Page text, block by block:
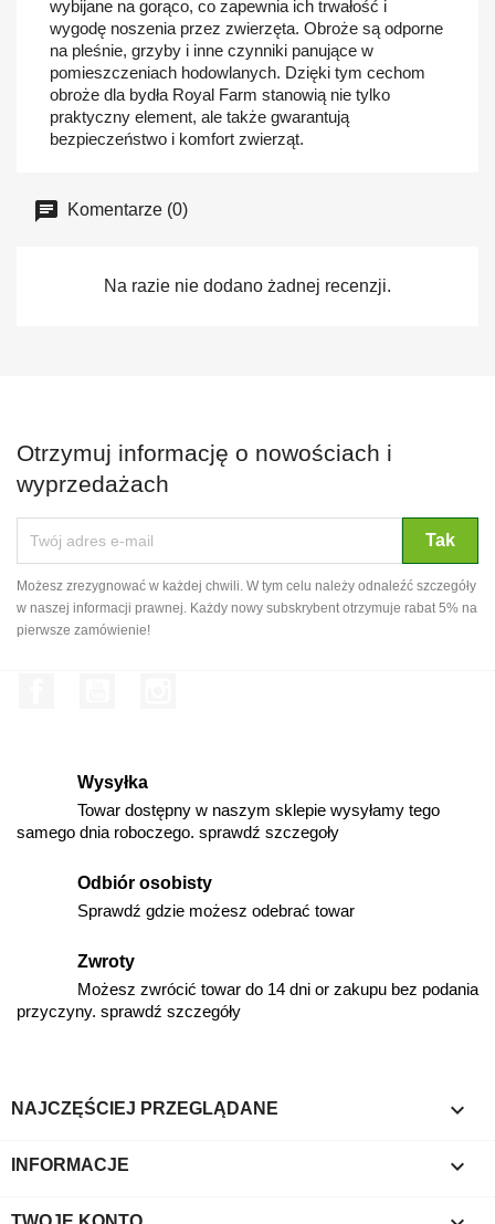
wybijane na gorąco, co zapewnia ich trwałość i
wygodę noszenia przez zwierzęta. Obroże są odporne
na pleśnie, grzyby i inne czynniki panujące w
pomieszczeniach hodowlanych. Dzięki tym cechom
obroże dla bydła Royal Farm stanowią nie tylko
praktyczny element, ale także gwarantują
bezpieczeństwo i komfort zwierząt.
Komentarze (0)
Na razie nie dodano żadnej recenzji.
Otrzymuj informację o nowościach i
wyprzedażach
Możesz zrezygnować w każdej chwili. W tym celu należy odnaleźć szczegóły
w naszej informacji prawnej. Każdy nowy subskrybent otrzymuje rabat 5% na
pierwsze zamówienie!
Wysyłka
Towar dostępny w naszym sklepie wysyłamy tego
samego dnia roboczego. sprawdź szczegoły
Odbiór osobisty
Sprawdź gdzie możesz odebrać towar
Zwroty
Możesz zwrócić towar do 14 dni or zakupu bez podania
przyczyny. sprawdź szczegóły
NAJCZĘŚCIEJ PRZEGLĄDANE 
INFORMACJE 